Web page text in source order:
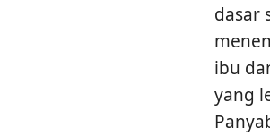
dasar
ibu
yang